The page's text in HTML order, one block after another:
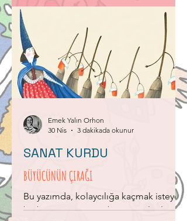
olmuşlardı. Böylece okullarını Prag’da
temsil etmeye hak kazanmışlardı.
Yarışmaya bir gün vardı. Onun
öncesinde öğretmenleri Dilek Hanım,
çocuklara moral olması için bir kent
turu düzenlemişti. O sabah erkenden
ekip otobüste yerlerini almıştı. Dilek
BÜYÜCÜNÜN ÇIRAĞI
Bu yazımda, kolaycılığa kaçmak isteyen
bir büyücü çırağının başına gelenlerin
SANAT KURDU
Emek Yalın Orhon
30 Nis
3 dakikada okunur